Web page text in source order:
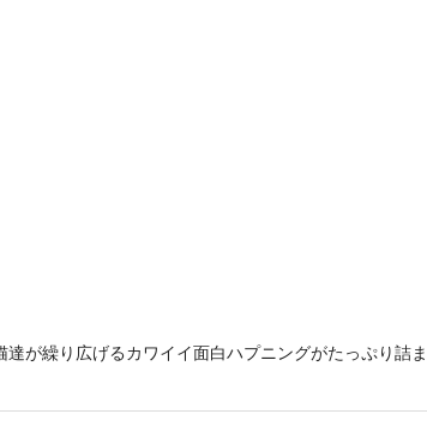
が繰り広げるカワイイ面白ハプニングがたっぷり詰